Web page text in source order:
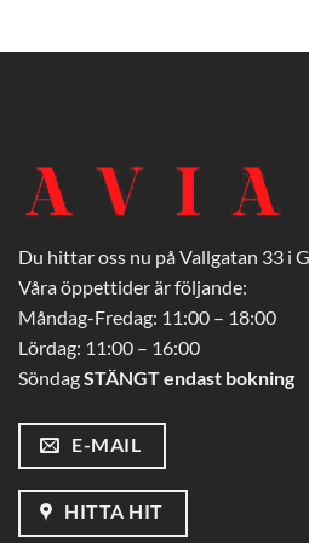
Du hittar oss nu på Vallgatan 33 i
Våra öppettider är följande:
Måndag-Fredag: 11:00 – 18:00
Lördag: 11:00 – 16:00
SöndagSTÄNGT endast bokning
E-MAIL
HITTA HIT